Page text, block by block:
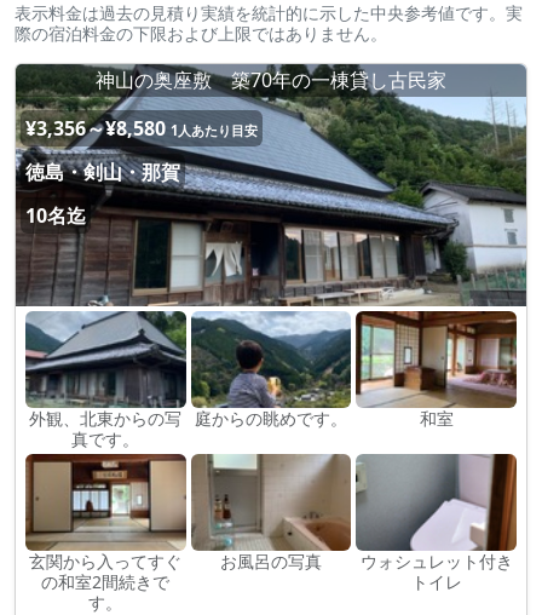
表示料金は過去の見積り実績を統計的に示した中央参考値です。実
際の宿泊料金の下限および上限ではありません。
神山の奥座敷 築70年の一棟貸し古民家
¥3,356～¥8,580 1人あたり目安
徳島・剣山・那賀
10名迄
外観、北東からの写
真です。
庭からの眺めです。 和室
玄関から入ってすぐ
の和室2間続きで
す。
お風呂の写真
ウォシュレット付き
トイレ